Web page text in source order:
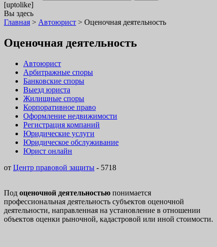
[uptolike]
Вы здесь
Главная > Автоюрист > Оценочная деятельность
Оценочная деятельность
Автоюрист
Арбитражные споры
Банковские споры
Выезд юриста
Жилищные споры
Корпоративное право
Оформление недвижимости
Регистрация компаний
Юридические услуги
Юридическое обслуживание
Юрист онлайн
от Центр правовой защиты - 5718
Под оценочной деятельностью понимается
профессиональная деятельность субъектов оценочной
деятельности, направленная на установление в отношении
объектов оценки рыночной, кадастровой или иной стоимости.